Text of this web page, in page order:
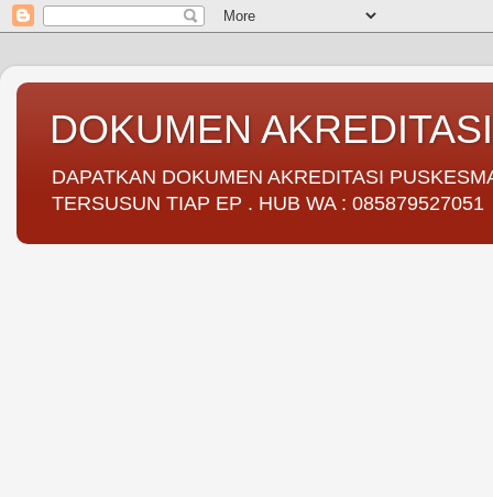
DOKUMEN
DAPATKAN DOKUMEN AKREDITASI
TERSUSUN TIAP EP . HUB WA : 085879527051